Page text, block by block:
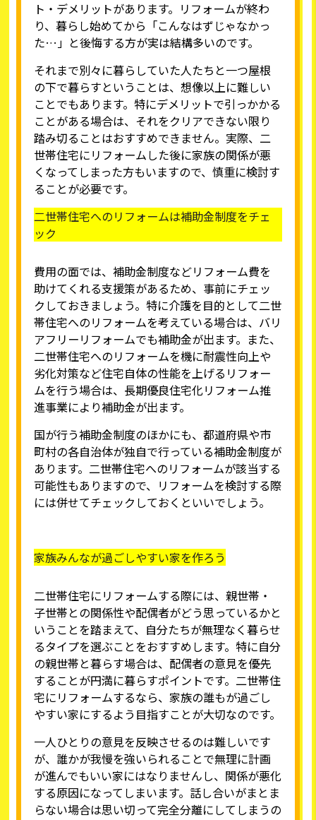
ト・デメリットがあります。リフォームが終わ
り、暮らし始めてから「こんなはずじゃなかっ
た…」と後悔する方が実は結構多いのです。
それまで別々に暮らしていた人たちと一つ屋根
の下で暮らすということは、想像以上に難しい
ことでもあります。特にデメリットで引っかかる
ことがある場合は、それをクリアできない限り
踏み切ることはおすすめできません。実際、二
世帯住宅にリフォームした後に家族の関係が悪
くなってしまった方もいますので、慎重に検討す
ることが必要です。
二世帯住宅へのリフォームは補助金制度をチェ
ック
費用の面では、補助金制度などリフォーム費を
助けてくれる支援策があるため、事前にチェッ
クしておきましょう。特に介護を目的として二世
帯住宅へのリフォームを考えている場合は、バリ
アフリーリフォームでも補助金が出ます。また、
二世帯住宅へのリフォームを機に耐震性向上や
劣化対策など住宅自体の性能を上げるリフォー
ムを行う場合は、長期優良住宅化リフォーム推
進事業により補助金が出ます。
国が行う補助金制度のほかにも、都道府県や市
町村の各自治体が独自で行っている補助金制度が
あります。二世帯住宅へのリフォームが該当する
可能性もありますので、リフォームを検討する際
には併せてチェックしておくといいでしょう。
家族みんなが過ごしやすい家を作ろう
二世帯住宅にリフォームする際には、親世帯・
子世帯との関係性や配偶者がどう思っているかと
いうことを踏まえて、自分たちが無理なく暮らせ
るタイプを選ぶことをおすすめします。特に自分
の親世帯と暮らす場合は、配偶者の意見を優先
することが円満に暮らすポイントです。二世帯住
宅にリフォームするなら、家族の誰もが過ごし
やすい家にするよう目指すことが大切なのです。
一人ひとりの意見を反映させるのは難しいです
が、誰かが我慢を強いられることで無理に計画
が進んでもいい家にはなりませんし、関係が悪化
する原因になってしまいます。話し合いがまとま
らない場合は思い切って完全分離にしてしまうの